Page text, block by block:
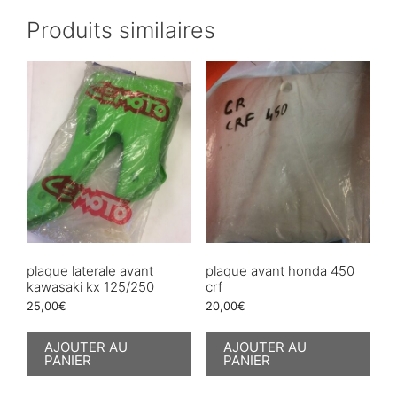
Produits similaires
plaque laterale avant
kawasaki kx 125/250
25,00€
AJOUTER AU
PANIER
plaque avant honda 450
crf
20,00€
AJOUTER AU
PANIER